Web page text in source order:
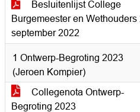
Besluitenlijst College
Burgemeester en Wethouders
september 2022
1 Ontwerp-Begroting 2023
(Jeroen Kompier)
Collegenota Ontwerp-
Begroting 2023